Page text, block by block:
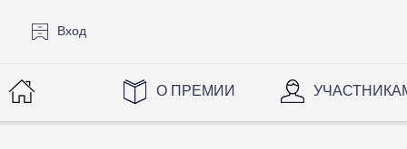
Вход
О ПРЕМИИ